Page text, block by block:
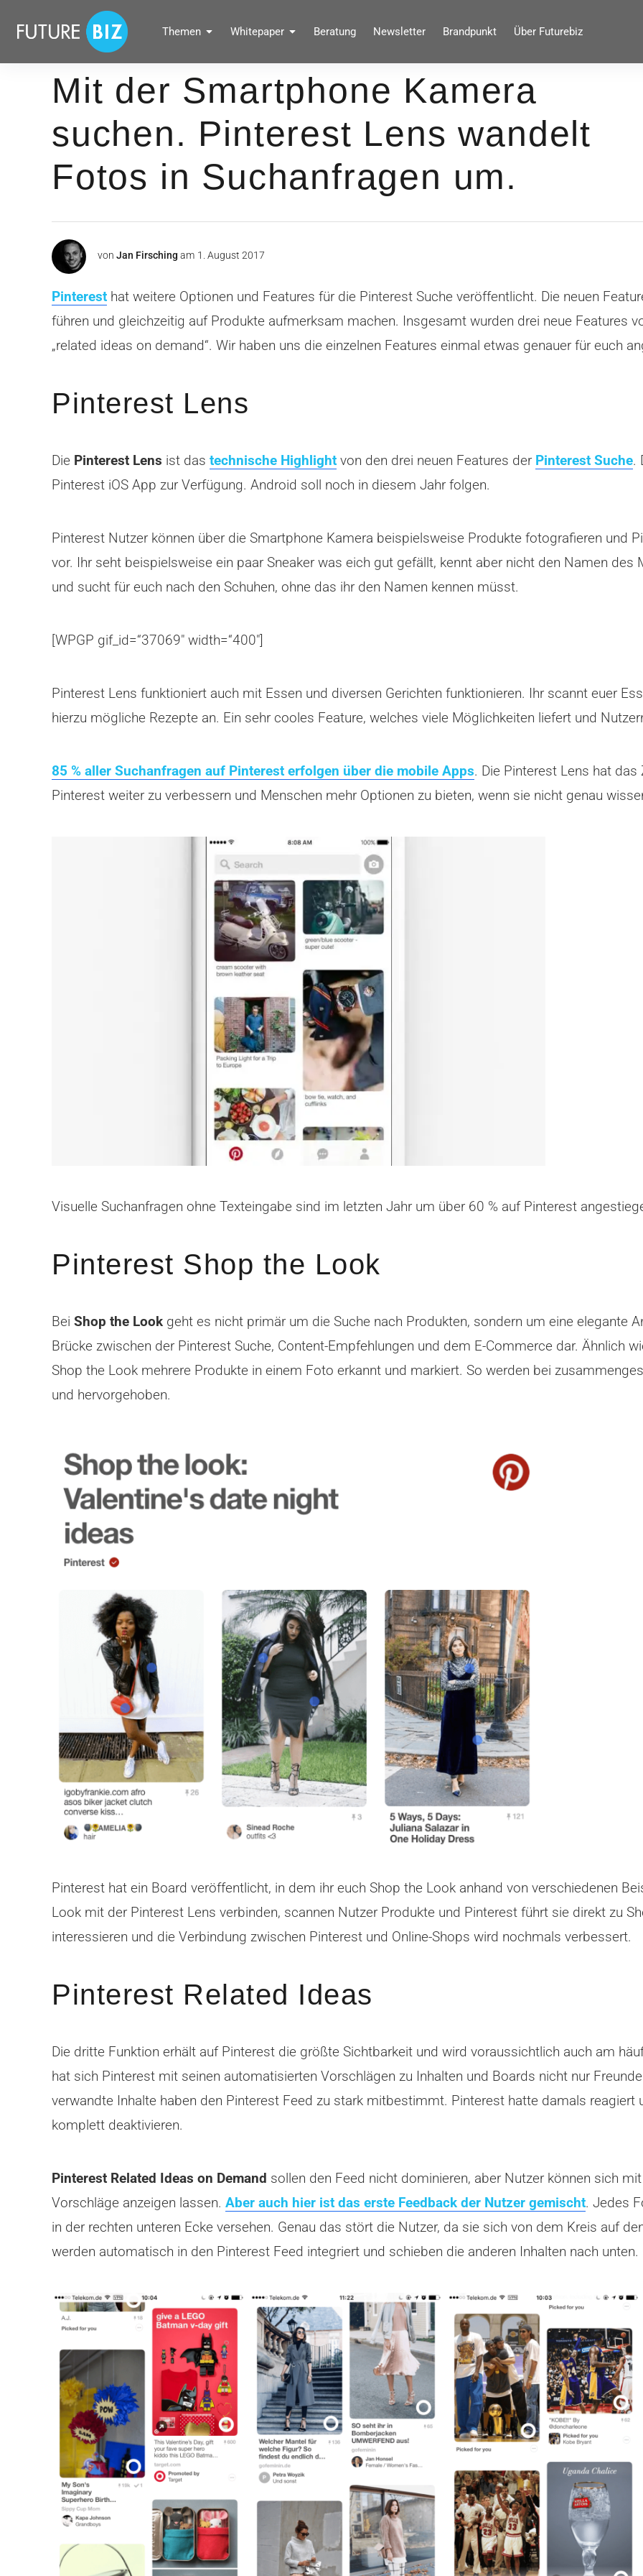
überspringen
FUTUREBIZ
Social Media Marketing Blog für Unternehmen by BRANDPUNKT
Themen Whitepaper Beratung Newsletter Brandpunkt Über Futurebiz
Mit der Smartphone Kamera
suchen. Pinterest Lens wandelt
Fotos in Suchanfragen um.
von Jan Firsching am 1. August 2017
Pinterest hat weitere Optionen und Features für die Pinterest Suche veröffentlicht. Die neuen
führen und gleichzeitig auf Produkte aufmerksam machen. Insgesamt wurden drei neue Features
„related ideas on demand“. Wir haben uns die einzelnen Features einmal etwas genauer für euch
Pinterest Lens
Die Pinterest Lens ist das technische Highlight von den drei neuen Features der Pinterest Suche.
Pinterest iOS App zur Verfügung. Android soll noch in diesem Jahr folgen.
Pinterest Nutzer können über die Smartphone Kamera beispielsweise Produkte fotografieren und
vor. Ihr seht beispielsweise ein paar Sneaker was eich gut gefällt, kennt aber nicht den Namen
und sucht für euch nach den Schuhen, ohne das ihr den Namen kennen müsst.
[WPGP gif_id=“37069″ width=“400″]
Pinterest Lens funktioniert auch mit Essen und diversen Gerichten funktionieren. Ihr scannt euer
hierzu mögliche Rezepte an. Ein sehr cooles Feature, welches viele Möglichkeiten liefert und
85 % aller Suchanfragen auf Pinterest erfolgen über die mobile Apps. Die Pinterest Lens hat
Pinterest weiter zu verbessern und Menschen mehr Optionen zu bieten, wenn sie nicht genau
Visuelle Suchanfragen ohne Texteingabe sind im letzten Jahr um über 60 % auf Pinterest
Pinterest Shop the Look
Bei Shop the Look geht es nicht primär um die Suche nach Produkten, sondern um eine elegante
Brücke zwischen der Pinterest Suche, Content-Empfehlungen und dem E-Commerce dar. Ähnlich
Shop the Look mehrere Produkte in einem Foto erkannt und markiert. So werden bei
und hervorgehoben.
Pinterest hat ein Board veröffentlicht, in dem ihr euch Shop the Look anhand von verschiedenen
Look mit der Pinterest Lens verbinden, scannen Nutzer Produkte und Pinterest führt sie direkt zu
interessieren und die Verbindung zwischen Pinterest und Online-Shops wird nochmals verbessert.
Pinterest Related Ideas
Die dritte Funktion erhält auf Pinterest die größte Sichtbarkeit und wird voraussichtlich auch am
hat sich Pinterest mit seinen automatisierten Vorschlägen zu Inhalten und Boards nicht nur
verwandte Inhalte haben den Pinterest Feed zu stark mitbestimmt. Pinterest hatte damals reagiert
komplett deaktivieren.
Pinterest Related Ideas on Demand sollen den Feed nicht dominieren, aber Nutzer können sich
Vorschläge anzeigen lassen. Aber auch hier ist das erste Feedback der Nutzer gemischt. Jedes
in der rechten unteren Ecke versehen. Genau das stört die Nutzer, da sie sich von dem Kreis auf
werden automatisch in den Pinterest Feed integriert und schieben die anderen Inhalten nach unten.